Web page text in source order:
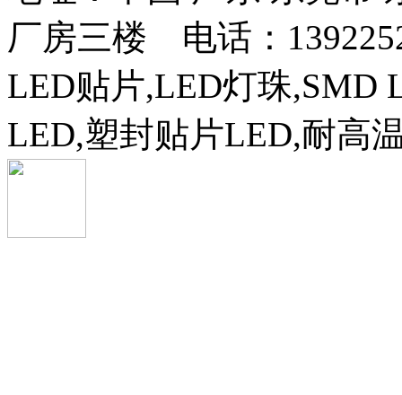
厂房三楼 电话：
LED贴片,LED灯珠,SMD
LED,塑封贴片LED,耐